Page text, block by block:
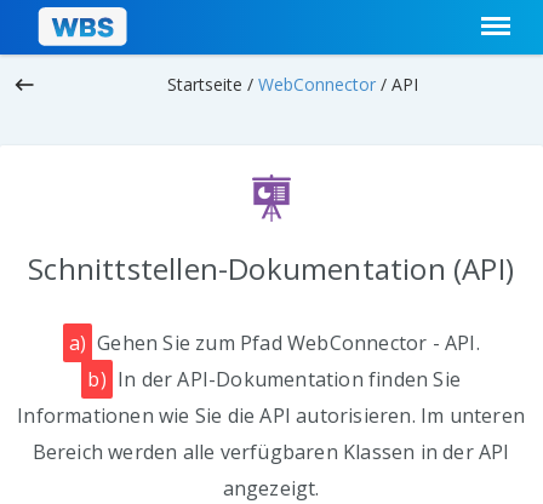
keyboard_backspace Startseite /WebConnector / API
Schnittstellen-Dokumentation (API)
a) Gehen Sie zum Pfad WebConnector - API.
b) In der API-Dokumentation finden Sie
Informationen wie Sie die API autorisieren. Im unteren
Bereich werden alle verfügbaren Klassen in der API
angezeigt.